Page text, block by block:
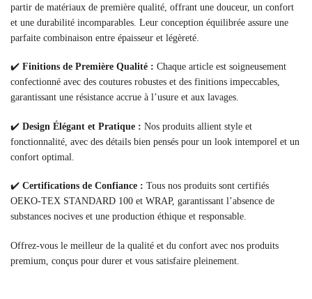
partir de matériaux de première qualité, offrant une douceur, un confort
et une durabilité incomparables. Leur conception équilibrée assure une
parfaite combinaison entre épaisseur et légèreté.
✔️ Finitions de Première Qualité : Chaque article est soigneusement
confectionné avec des coutures robustes et des finitions impeccables,
garantissant une résistance accrue à l’usure et aux lavages.
✔️ Design Élégant et Pratique : Nos produits allient style et
fonctionnalité, avec des détails bien pensés pour un look intemporel et un
confort optimal.
✔️ Certifications de Confiance : Tous nos produits sont certifiés
OEKO-TEX STANDARD 100 et WRAP, garantissant l’absence de
substances nocives et une production éthique et responsable.
Offrez-vous le meilleur de la qualité et du confort avec nos produits
premium, conçus pour durer et vous satisfaire pleinement.